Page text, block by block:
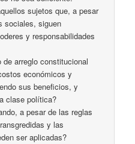
sujetos que, a pesar
sociales, siguen
y responsabilidades
arreglo constitucional
económicos y
sus beneficios, y
clase política?
a pesar de las reglas
y las
ser aplicadas?